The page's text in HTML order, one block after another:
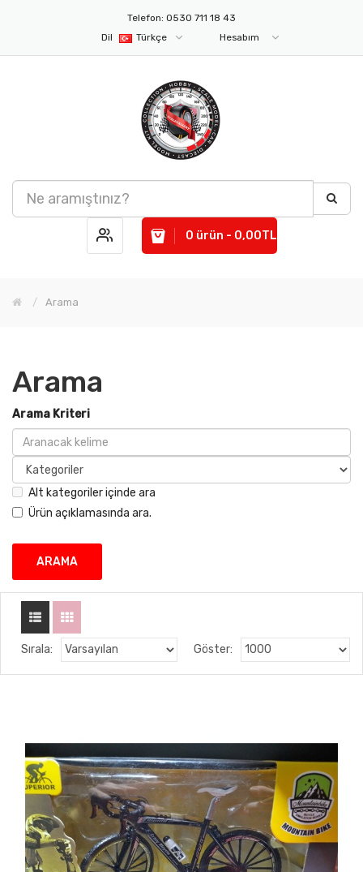
Telefon: 0530 711 18 43
Dil
Türkçe Hesabım
0 ürün - 0,00TL
Arama
Arama
Arama Kriteri
Alt kategoriler içinde ara
Ürün açıklamasında ara.
Sırala: Göster: